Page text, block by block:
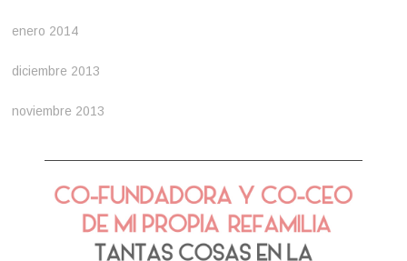
enero 2014
diciembre 2013
noviembre 2013